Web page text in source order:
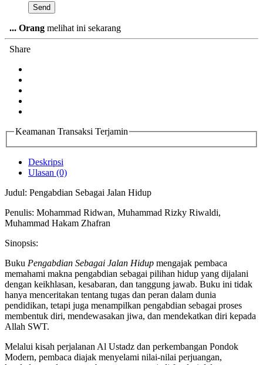
... Orang melihat ini sekarang
Share
Keamanan Transaksi Terjamin
Deskripsi
Ulasan (0)
Judul: Pengabdian Sebagai Jalan Hidup
Penulis: Mohammad Ridwan, Muhammad Rizky Riwaldi,
Muhammad Hakam Zhafran
Sinopsis:
Buku Pengabdian Sebagai Jalan Hidup mengajak pembaca
memahami makna pengabdian sebagai pilihan hidup yang dijalani
dengan keikhlasan, kesabaran, dan tanggung jawab. Buku ini tidak
hanya menceritakan tentang tugas dan peran dalam dunia
pendidikan, tetapi juga menampilkan pengabdian sebagai proses
membentuk diri, mendewasakan jiwa, dan mendekatkan diri kepada
Allah SWT.
Melalui kisah perjalanan Al Ustadz dan perkembangan Pondok
Modern, pembaca diajak menyelami nilai-nilai perjuangan,